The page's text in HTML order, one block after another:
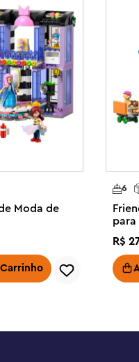
Moda de
6
para
R$